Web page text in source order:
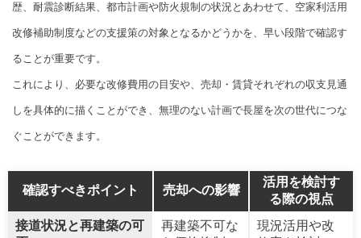
歴、耐震診断結果、都市計画や防火規制の状況とあわせて、空家利活用
改修補助制度などの支援策の対象となるかどうかを、早い段階で確認す
ることが重要です。
これにより、必要な改修費用の目安や、売却・賃貸それぞれの収支見通
しを具体的に描くことができ、無理のない計画で長屋を次の世代につな
ぐことができます。
確認すべきポイント 売却への影響
活用を検討す
る際の視点
接道状況と再建築の可
再建築不可な
現況活用や改